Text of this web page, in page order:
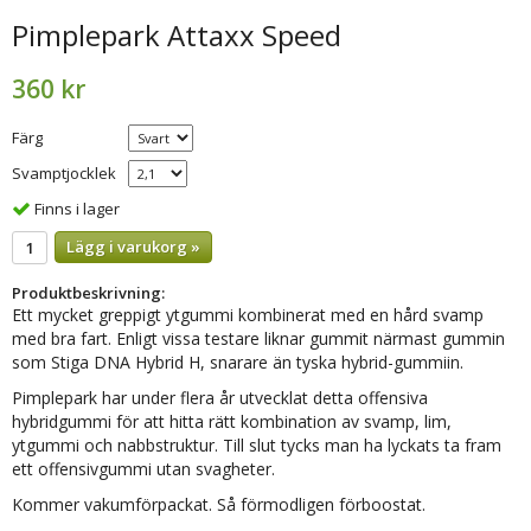
Pimplepark Attaxx Speed
360 kr
Färg
Svamptjocklek
Finns i lager
Lägg i varukorg »
Produktbeskrivning:
Ett mycket greppigt ytgummi kombinerat med en hård svamp
med bra fart. Enligt vissa testare liknar gummit närmast gummin
som Stiga DNA Hybrid H, snarare än tyska hybrid-gummiin.
Pimplepark har under flera år utvecklat detta offensiva
hybridgummi för att hitta rätt kombination av svamp, lim,
ytgummi och nabbstruktur. Till slut tycks man ha lyckats ta fram
ett offensivgummi utan svagheter.
Kommer vakumförpackat. Så förmodligen förboostat.